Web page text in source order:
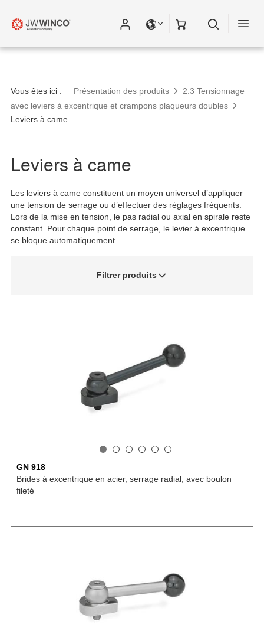
Vous êtes ici : Présentation des produits
2.3 Tensionnage
avec leviers à excentrique et crampons plaqueurs doubles
Leviers à came
Leviers à came
Les leviers à came constituent un moyen universel d’appliquer
une tension de serrage ou d’effectuer des réglages fréquents.
Lors de la mise en tension, le pas radial ou axial en spirale reste
constant. Pour chaque point de serrage, le levier à excentrique
se bloque automatiquement.
Filtrer produits
GN 918
Brides à excentrique en acier, serrage radial, avec boulon
fileté